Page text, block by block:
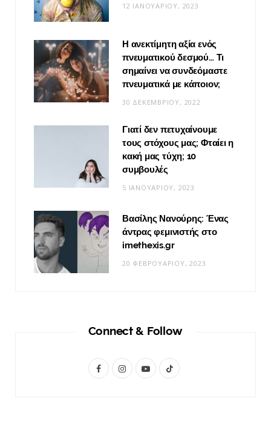
12 ΙΑΝΟΥΑΡΊΟΥ, 2023
Η ανεκτίμητη αξία ενός
πνευματικού δεσμού… Τι
σημαίνει να συνδεόμαστε
πνευματικά με κάποιον;
30 ΔΕΚΕΜΒΡΊΟΥ, 2022
Γιατί δεν πετυχαίνουμε
τους στόχους μας; Φταίει η
κακή μας τύχη; 10
συμβουλές
5 ΙΑΝΟΥΑΡΊΟΥ, 2023
Βασίλης Νανούρης: Ένας
άντρας φεμινιστής στο
imethexis.gr
20 ΦΕΒΡΟΥΑΡΊΟΥ, 2023
Connect & Follow
F
I
Y
T